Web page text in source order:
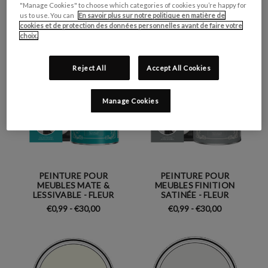
€0,99 - €35,00
€0,99 - €55,00
PEINTURE POUR
MEUBLES MATE &
LESSIVABLE - FLEUR
€0,99 - €30,00
PEINTURE POUR
MEUBLES FINITION
SATINÉE - FLEUR
€0,99 - €30,00
"Manage Cookies" to choose which categories of cookies you’re happy for
us to use. You can
En savoir plus sur notre politique en matière de
cookies et de protection des données personnelles avant de faire votre
choix.
Reject All Accept All Cookies
Manage Cookies